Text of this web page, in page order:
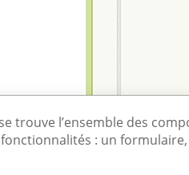
se trouve l’ensemble des
: un